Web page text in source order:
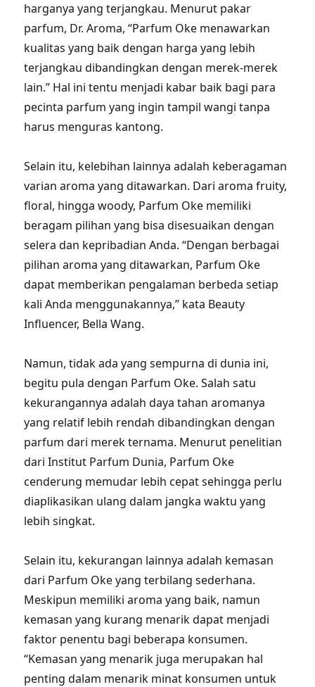
harganya yang terjangkau. Menurut pakar
parfum, Dr. Aroma, “Parfum Oke menawarkan
kualitas yang baik dengan harga yang lebih
terjangkau dibandingkan dengan merek-merek
lain.” Hal ini tentu menjadi kabar baik bagi para
pecinta parfum yang ingin tampil wangi tanpa
harus menguras kantong.
Selain itu, kelebihan lainnya adalah keberagaman
varian aroma yang ditawarkan. Dari aroma fruity,
floral, hingga woody, Parfum Oke memiliki
beragam pilihan yang bisa disesuaikan dengan
selera dan kepribadian Anda. “Dengan berbagai
pilihan aroma yang ditawarkan, Parfum Oke
dapat memberikan pengalaman berbeda setiap
kali Anda menggunakannya,” kata Beauty
Influencer, Bella Wang.
Namun, tidak ada yang sempurna di dunia ini,
begitu pula dengan Parfum Oke. Salah satu
kekurangannya adalah daya tahan aromanya
yang relatif lebih rendah dibandingkan dengan
parfum dari merek ternama. Menurut penelitian
dari Institut Parfum Dunia, Parfum Oke
cenderung memudar lebih cepat sehingga perlu
diaplikasikan ulang dalam jangka waktu yang
lebih singkat.
Selain itu, kekurangan lainnya adalah kemasan
dari Parfum Oke yang terbilang sederhana.
Meskipun memiliki aroma yang baik, namun
kemasan yang kurang menarik dapat menjadi
faktor penentu bagi beberapa konsumen.
“Kemasan yang menarik juga merupakan hal
penting dalam menarik minat konsumen untuk